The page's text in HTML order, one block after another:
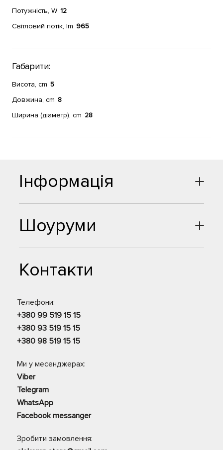
Потужність, W 12
Світловий потік, lm 965
Габарити:
Висота, cm 5
Довжина, cm 8
Ширина (діаметр), cm 28
Шоуруми
Контакти
Телефони:
+380 99 519 15 15
+380 93 519 15 15
+380 98 519 15 15
Ми у месенджерах:
Viber
Telegram
WhatsApp
Facebook messanger
Зробити замовлення:
Інформація